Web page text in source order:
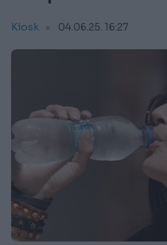
Kiosk 04.06.25. 16:27